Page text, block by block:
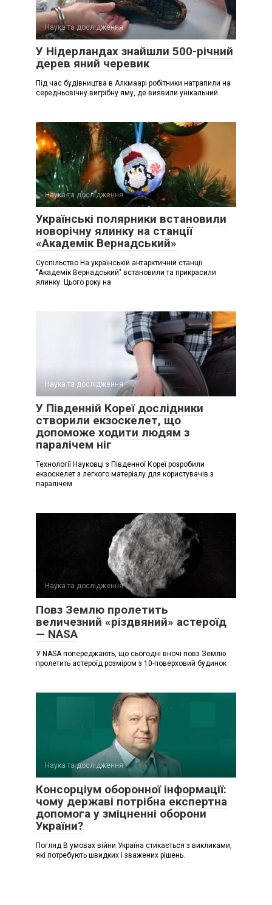
Наука та дослідження
У Нідерландах знайшли 500-річний
дерев яний черевик
Під час будівництва в Алкмаарі робітники натрапили на
середньовічну вигрібну яму, де виявили унікальний
Наука та дослідження
Українські полярники встановили
новорічну ялинку на станції
«Академік Вернадський»
Суспільство На українській антарктичній станції
"Академік Вернадський" встановили та прикрасили
ялинку. Цього року на
Наука та дослідження
У Південній Кореї дослідники
створили екзоскелет, що
допоможе ходити людям з
паралічем ніг
Технології Науковці з Південної Кореї розробили
екзоскелет з легкого матеріалу для користувачів з
паралічем
Наука та дослідження
Повз Землю пролетить
величезний «різдвяний» астероїд
— NASA
У NASA попереджають, що сьогодні вночі повз Землю
пролетить астероїд розміром з 10-поверховий будинок
Наука та дослідження
Консорціум оборонної інформації:
чому державі потрібна експертна
допомога у зміцненні оборони
України?
Погляд В умовах війни Україна стикається з викликами,
які потребують швидких і зважених рішень.